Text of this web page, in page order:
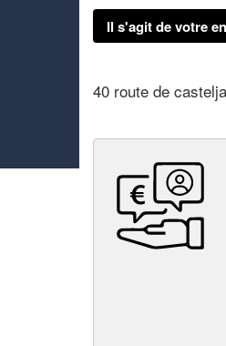
Il s'agit de votre
40 route de